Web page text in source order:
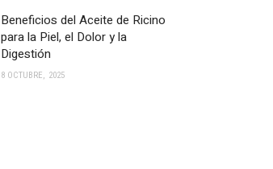
Beneficios del Aceite de Ricino
para la Piel, el Dolor y la
Digestión
8 OCTUBRE, 2025